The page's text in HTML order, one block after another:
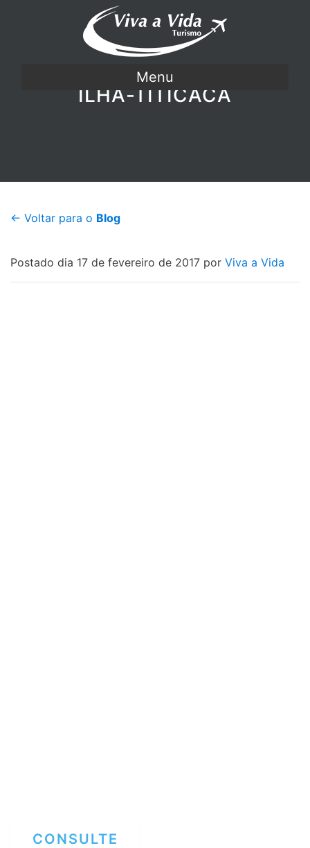
Menu
ILHA-TITICACA
← Voltar para o Blog
Postado dia 17 de fevereiro de 2017 por Viva a Vida
CONSULTE